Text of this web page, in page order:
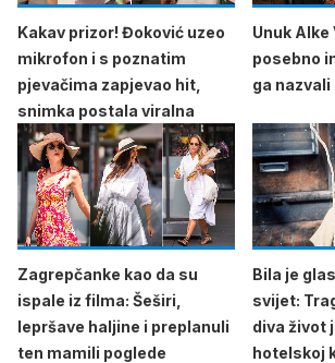
Kakav prizor! Đoković uzeo
mikrofon i s poznatim
pjevačima zapjevao hit,
snimka postala viralna
Unuk Alke
posebno
ga nazvali
Zagrepčanke kao da su
ispale iz filma: Šeširi,
lepršave haljine i preplanuli
ten mamili poglede
Bila je
svijet:
diva život
hotelskoj